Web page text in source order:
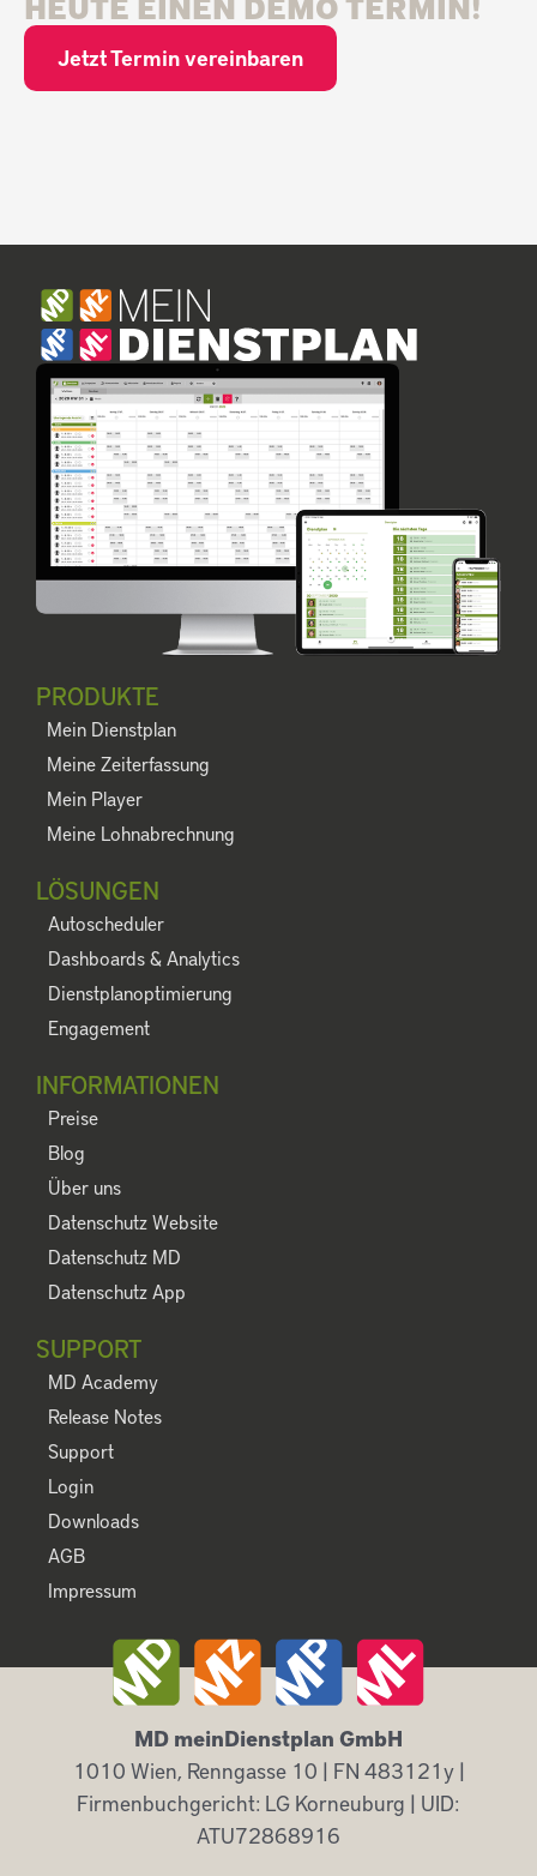
Jetzt Termin vereinbaren
PRODUKTE
Mein Dienstplan
Meine Zeiterfassung
Mein Player
Meine Lohnabrechnung
LÖSUNGEN
Autoscheduler
Dashboards & Analytics
Dienstplanoptimierung
Engagement
INFORMATIONEN
Preise
Blog
Über uns
Datenschutz Website
Datenschutz MD
Datenschutz App
SUPPORT
MD Academy
Release Notes
Support
Login
Downloads
AGB
Impressum
MD meinDienstplan GmbH
1010 Wien, Renngasse 10 | FN 483121y |
Firmenbuchgericht: LG Korneuburg | UID:
ATU72868916